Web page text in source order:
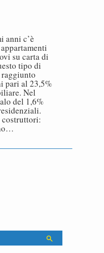
anni c’è
su carta di
tipo di
pari al 23,5%
Nel
del 1,6%
costruttori: